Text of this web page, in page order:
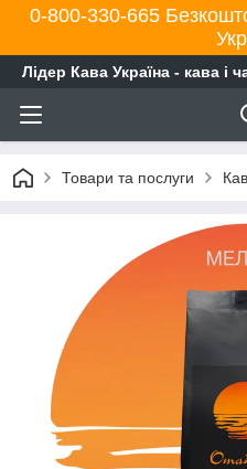
0-800-330-665
Лідер Кава Україна - кава і
Товари та послуги